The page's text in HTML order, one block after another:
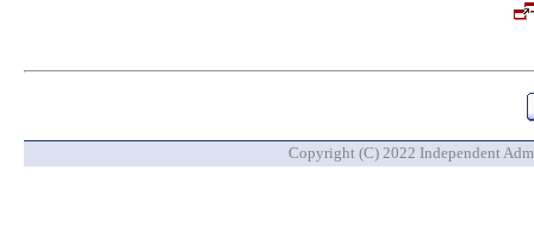
Copyright (C) 2022 Independent